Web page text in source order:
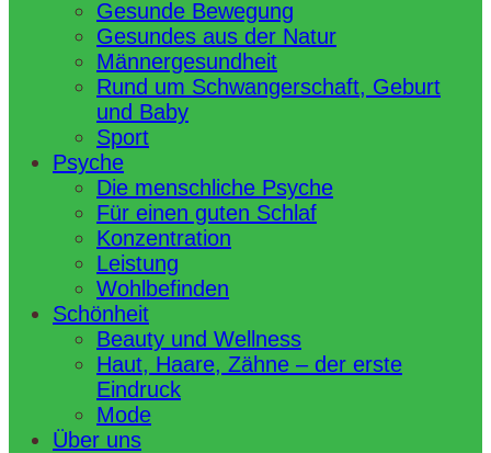
Gesunde Bewegung
Gesundes aus der Natur
Männergesundheit
Rund um Schwangerschaft, Geburt
und Baby
Sport
Psyche
Die menschliche Psyche
Für einen guten Schlaf
Konzentration
Leistung
Wohlbefinden
Schönheit
Beauty und Wellness
Haut, Haare, Zähne – der erste
Eindruck
Mode
Über uns